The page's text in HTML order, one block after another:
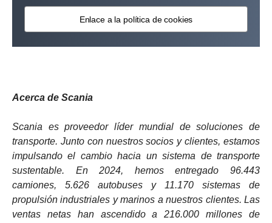
Enlace a la política de cookies
Acerca de Scania
Scania es proveedor líder mundial de soluciones de
transporte. Junto con nuestros socios y clientes, estamos
impulsando el cambio hacia un sistema de transporte
sustentable. En 2024, hemos entregado 96.443
camiones, 5.626 autobuses y 11.170 sistemas de
propulsión industriales y marinos a nuestros clientes. Las
ventas netas han ascendido a 216.000 millones de